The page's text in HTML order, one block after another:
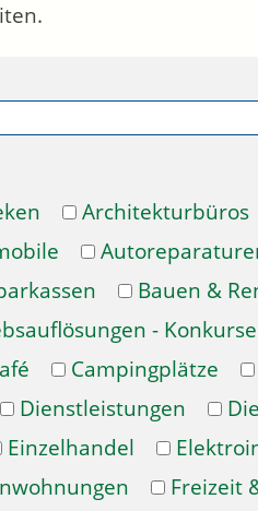
Architekturbüros
Bauen &
- Konkurse
Campingplätze
Dienstleistungen
Einzelhandel
Freizeit